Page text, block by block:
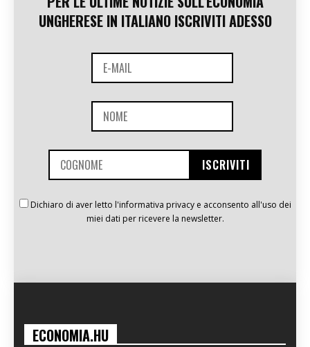
UNGHERESE IN ITALIANO ISCRIVITI ADESSO
Dichiaro di aver letto l'informativa privacy e acconsento all'uso dei
miei dati per ricevere la newsletter.
ECONOMIA.HU